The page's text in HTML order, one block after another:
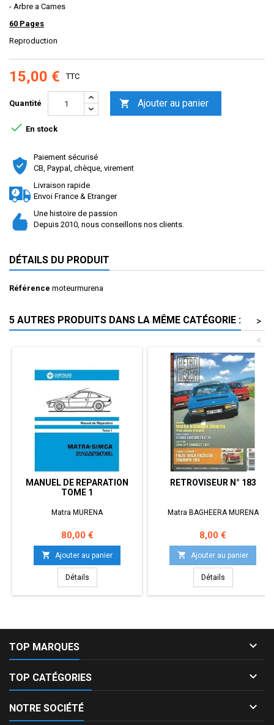
- Arbre a Cames
60 Pages
Reproduction
15,00 € TTC
Quantité  Ajouter au panier
 En stock
Paiement sécurisé
CB, Paypal, chèque, virement
Livraison rapide
Envoi France & Etranger
Une histoire de passion
Depuis 2010, nous conseillons nos clients.
DÉTAILS DU PRODUIT
Référence moteurmurena
5 AUTRES PRODUITS DANS LA MÊME CATÉGORIE :
>
<
MANUEL DE REPARATION
TOME 1
Matra MURENA
Prix
80,00 €
 Ajouter au panier
Détails
RETROVISEUR N° 183
Matra BAGHEERA MURENA
Prix
8,00 €
 Ajouter au panier
Détails
TOP MARQUES 
TOP CATÉGORIES 
NOTRE SOCIÉTÉ 